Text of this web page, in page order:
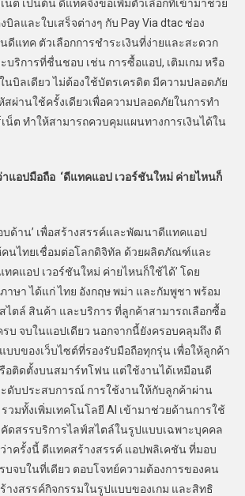
น็ต เป็นต้น ดีแทคจึงขอเพิ่มตัวเลือกที่เข้ามาช่วย
ลและใบเสร็จต่างๆ กับ Pay Via dtac ช่อง
ดีแทค ตัวเลือกการชำระเงินที่ง่ายและสะดวก
ริการที่ชื่นชอบ เช่น การซื้อแอป, เติมเกม หรือ
นบิลเดียว ไม่ต้องใช้บัตรเครดิต มีความปลอดภัย
สผ่านใช้ครั้งเดียวเพื่อความปลอดภัยในการทำ
น็ต ทำให้สามารถควบคุมแผนทางการเงินได้ใน
าแอปมือถือ ‘ดีแทคแอป เวอร์ชันใหม่ ค่ายไหนก็
’ เพื่อสร้างสรรค์และพัฒนาดีแทคแอป
นไทยเชื่อมต่อโลกดิจิทัล ด้วยผลิตภัณฑ์และ
ทคแอป เวอร์ชันใหม่ ค่ายไหนก็ใช้ได้’ โดย
าษา ได้แก่ ไทย อังกฤษ พม่า และกัมพูชา พร้อม
ไตล์ สินค้า และบริการ ที่ลูกค้าสามารถเลือกซื้อ
รบ จบในแอปเดียว นอกจากนี้ยังครอบคลุมถึง ดี
บบของเว็บไซต์ที่รองรับมือถือทุกรุ่น เพื่อให้ลูกค้า
อติดตั้งบนสมาร์ทโฟน แต่ใช้งานได้เหมือนดี
ดับประสบการณ์ การใช้งานให้กับลูกค้าผ่าน
วมทั้งเพิ่มเทคโนโลยี AI เข้ามาช่วยด้านการใช้
คัดสรรบริการไลฟ์สไตล์ในรูปแบบเฉพาะบุคคล
ว่าครั้งนี้ ดีแทคสร้างสรรค์ แอปพลิเคชัน ที่มอบ
จบในที่เดียว ตอบโจทย์ความต้องการของคน
างสรรค์กิจกรรมในรูปแบบของเกม และสิทธิ